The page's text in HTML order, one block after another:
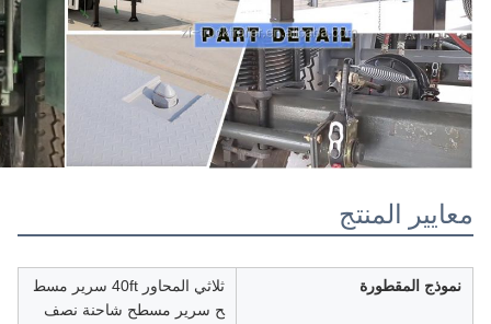
معايير المنتج
نموذج المقطورة
ثلاثي المحاور 40ft سرير مسط
ح سرير مسطح شاحنة نصف